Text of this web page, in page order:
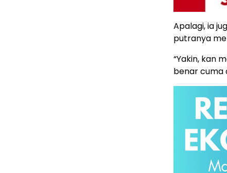
Apalagi, ia
putranya
“Yakin, kan
benar cuma